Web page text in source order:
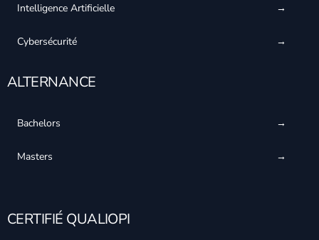
Intelligence Artificielle
Cybersécurité
ALTERNANCE
Bachelors
Masters
CERTIFIÉ QUALIOPI